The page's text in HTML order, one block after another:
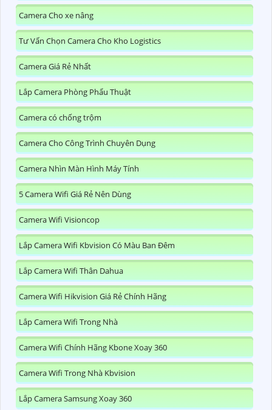
Camera Cho xe nâng
Tư Vấn Chọn Camera Cho Kho Logistics
Camera Giá Rẻ Nhất
Lắp Camera Phòng Phẩu Thuật
Camera có chống trộm
Camera Cho Công Trình Chuyên Dụng
Camera Nhìn Màn Hình Máy Tính
5 Camera Wifi Giá Rẻ Nên Dùng
Camera Wifi Visioncop
Lắp Camera Wifi Kbvision Có Màu Ban Đêm
Lắp Camera Wifi Thân Dahua
Camera Wifi Hikvision Giá Rẻ Chính Hãng
Lắp Camera Wifi Trong Nhà
Camera Wifi Chính Hãng Kbone Xoay 360
Camera Wifi Trong Nhà Kbvision
Lắp Camera Samsung Xoay 360